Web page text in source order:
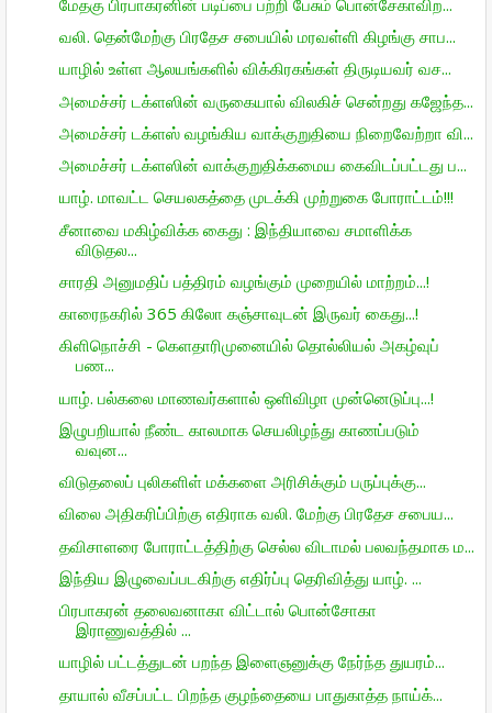
வலி. தென்மேற்கு பிரதேச சபையில் மரவள்ளி கிழங்கு சாப...
யாழில் உள்ள ஆலயங்களில் விக்கிரகங்கள் திருடியவர் வச...
அமைச்சர் டக்ளஸின் வருகையால் விலகிச் சென்றது கஜேந்த...
அமைச்சர் டக்ளஸ் வழங்கிய வாக்குறுதியை நிறைவேற்றா வி...
அமைச்சர் டக்ளஸின் வாக்குறுதிக்கமைய கைவிடப்பட்டது ப...
யாழ். மாவட்ட செயலகத்தை முடக்கி முற்றுகை போராட்டம்!!!
சீனாவை மகிழ்விக்க கைது : இந்தியாவை சமாளிக்க
விடுதல...
சாரதி அனுமதிப் பத்திரம் வழங்கும் முறையில் மாற்றம்...!
காரைநகரில் 365 கிலோ கஞ்சாவுடன் இருவர் கைது...!
கிளிநொச்சி - கெளதாரிமுனையில் தொல்லியல் அகழ்வுப்
பண...
யாழ். பல்கலை மாணவர்களால் ஒளிவிழா முன்னெடுப்பு...!
இழுபறியால் நீண்ட காலமாக செயலிழந்து காணப்படும்
வவுன...
விடுதலைப் புலிகளிள் மக்களை அரிசிக்கும் பருப்புக்கு...
விலை அதிகரிப்பிற்கு எதிராக வலி. மேற்கு பிரதேச சபைய...
தவிசாளரை போராட்டத்திற்கு செல்ல விடாமல் பலவந்தமாக ம...
இந்திய இழுவைப்படகிற்கு எதிர்ப்பு தெரிவித்து யாழ். ...
பிரபாகரன் தலைவனாகா விட்டால் பொன்சோகா
இராணுவத்தில் ...
யாழில் பட்டத்துடன் பறந்த இளைஞனுக்கு நேர்ந்த துயரம்...
தாயால் வீசப்பட்ட பிறந்த குழந்தையை பாதுகாத்த நாய்க்...